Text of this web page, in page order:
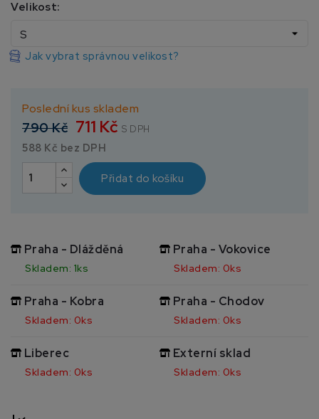
Velikost:
Jak vybrat správnou velikost?
Poslední kus skladem
790 Kč 711 Kč S DPH
588 Kč bez DPH
Přidat do košíku
Praha - Dlážděná
Skladem: 1ks
Praha - Vokovice
Skladem: 0ks
Praha - Kobra
Skladem: 0ks
Praha - Chodov
Skladem: 0ks
Liberec
Skladem: 0ks
Externí sklad
Skladem: 0ks